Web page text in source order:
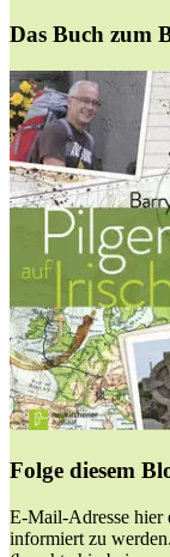
Das Buch zum
Folge diesem
E-Mail-Adresse hier
informiert zu werden.